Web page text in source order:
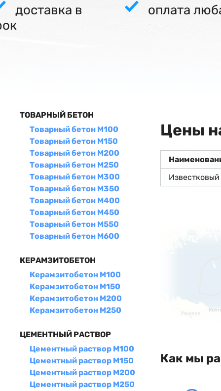
доставка в
оплата
ТОВАРНЫЙ БЕТОН
Товарный бетон М100
Товарный бетон М150
Товарный бетон М200
Товарный бетон М250
Товарный бетон М300
Товарный бетон М350
Товарный бетон М400
Товарный бетон М450
Товарный бетон М550
Товарный бетон М600
КЕРАМЗИТОБЕТОН
Керамзитобетон М100
Керамзитобетон М150
Керамзитобетон М200
Керамзитобетон М250
ЦЕМЕНТНЫЙ РАСТВОР
Цементный раствор М100
Цементный раствор М150
Цементный раствор М200
Цементный раствор М250
Цены
Как мы